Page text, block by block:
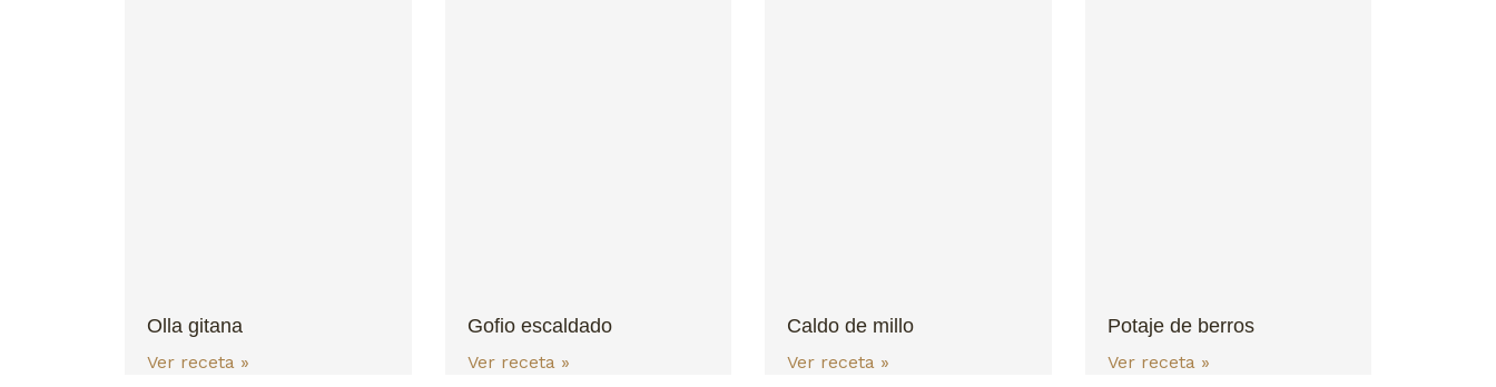
Olla gitana
Ver receta »
Gofio escaldado
Ver receta »
Caldo de millo
Ver receta »
Potaje de berros
Ver receta »